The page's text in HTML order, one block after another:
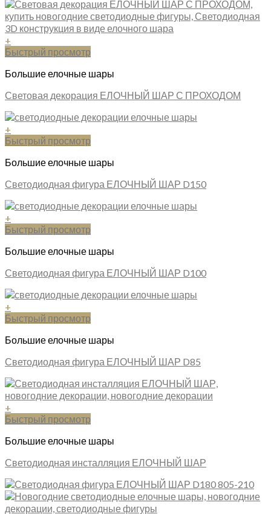
+
Быстрый просмотр
Большие елочные шары
Световая декорация ЕЛОЧНЫЙ ШАР С ПРОХОДОМ
+
Быстрый просмотр
Большие елочные шары
Светодиодная фигура ЕЛОЧНЫЙ ШАР D150
+
Быстрый просмотр
Большие елочные шары
Светодиодная фигура ЕЛОЧНЫЙ ШАР D100
+
Быстрый просмотр
Большие елочные шары
Светодиодная фигура ЕЛОЧНЫЙ ШАР D85
+
Быстрый просмотр
Большие елочные шары
Светодиодная инсталляция ЕЛОЧНЫЙ ШАР